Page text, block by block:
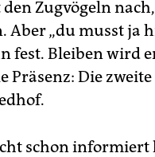
Zugvögeln
Aber „du musst ja
fest. Bleiben wird
Präsenz: Die
schon